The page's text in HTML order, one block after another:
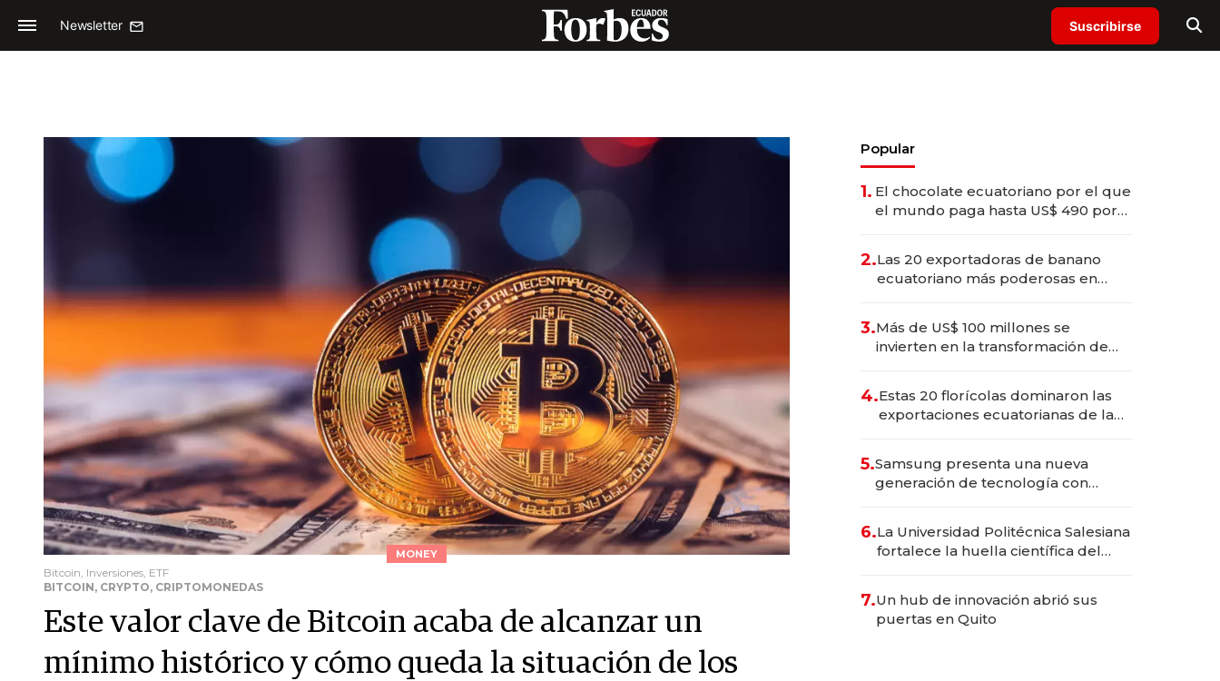
Newsletter Suscribirse
MONEY
Bitcoin, Inversiones, ETF
BITCOIN, CRYPTO, CRIPTOMONEDAS
Este valor clave de Bitcoin acaba de alcanzar un
mínimo histórico y cómo queda la situación de los
Popular
1. El chocolate ecuatoriano por el que
el mundo paga hasta US$ 490 por
2.Las 20 exportadoras de banano
ecuatoriano más poderosas en
3.Más de US$ 100 millones se
invierten en la transformación de
4.Estas 20 florícolas dominaron las
exportaciones ecuatorianas de la
5.Samsung presenta una nueva
generación de tecnología con
6.La Universidad Politécnica Salesiana
fortalece la huella científica del
7.Un hub de innovación abrió sus
puertas en Quito